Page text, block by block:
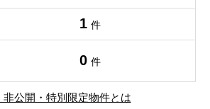
1 件
0 件
非公開・特別限定物件とは